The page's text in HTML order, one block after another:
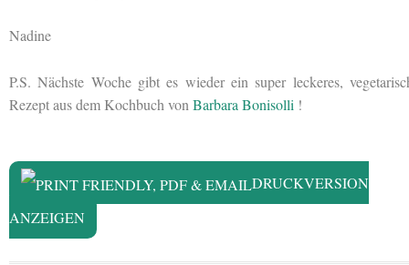
Nadine
P.S. Nächste Woche gibt es wieder ein super leckeres,
Rezept aus dem Kochbuch von Barbara Bonisolli !
DRUCKVERSION
ANZEIGEN